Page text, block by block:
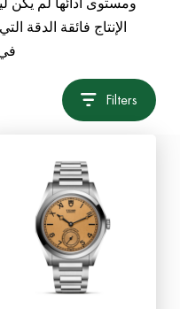
الإنتاج فائقة الدقة
Filters